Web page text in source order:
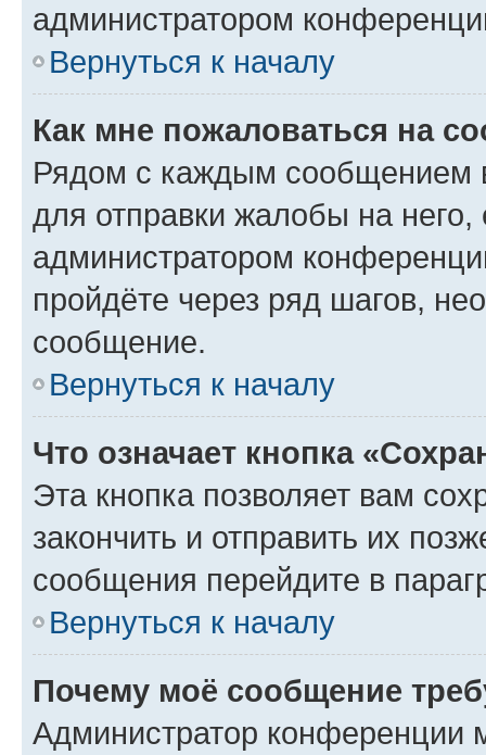
администратором
Вернуться к началу
Как мне пожаловаться на
Рядом с каждым сообщением
для отправки жалобы на
администратором
пройдёте через ряд шагов,
сообщение.
Вернуться к началу
Что означает кнопка
Эта кнопка позволяет вам
закончить и отправить их
сообщения перейдите в
Вернуться к началу
Почему моё сообщение
Администратор конференции